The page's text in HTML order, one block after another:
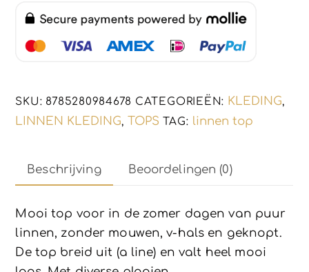
BRUIN
kleur
40/42
aantal
SKU: 8785280984678 CATEGORIEËN: KLEDING,
LINNEN KLEDING, TOPS TAG: linnen top
Beschrijving Beoordelingen (0)
Mooi top voor in de zomer dagen van puur
linnen, zonder mouwen, v-hals en geknopt.
De top breid uit (a line) en valt heel mooi